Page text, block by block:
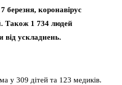
березня, коронавірус
Також 1 734 людей
ускладнень.
у 309 дітей та 123 медиків.